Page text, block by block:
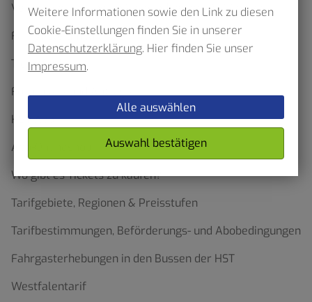
Verkehrserhebung im Verbundgebiet – VRR bittet
Fahrgäste um Mithilfe
Ticketfinder
Formulare und Anträge
HST App
Abo-Onlineshop
Wo gibt es Tickets zu kaufen?
Tarifgebiete, Regionen & Preisstufen
Tarifbestimmungen, Beförderungs- und Abobedingungen
Fahrgasterhebungen in den Bussen der HST
Westfalentarif
Weitere Informationen sowie den Link zu diesen
Cookie-Einstellungen finden Sie in unserer
Datenschutzerklärung. Hier finden Sie unser
Impressum.
Alle auswählen
Auswahl bestätigen